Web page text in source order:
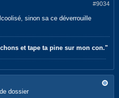
#9034
sinon sa ce déverrouille
et tape ta pine sur mon con."
dossier